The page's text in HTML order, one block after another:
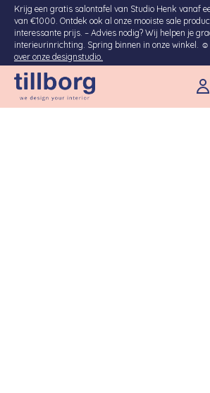
Krijg een gratis salontafel van Studio Henk vanaf
van €1000. Ontdek ook al onze mooiste sale
interessante prijs. – Advies nodig? Wij helpen je
interieurinrichting. Spring binnen in onze winkel. ☺
over onze designstudio.